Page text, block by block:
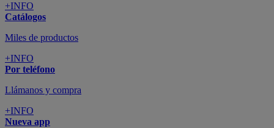
+INFO
Catálogos
Miles de productos
+INFO
Por teléfono
Llámanos y compra
+INFO
Nueva app